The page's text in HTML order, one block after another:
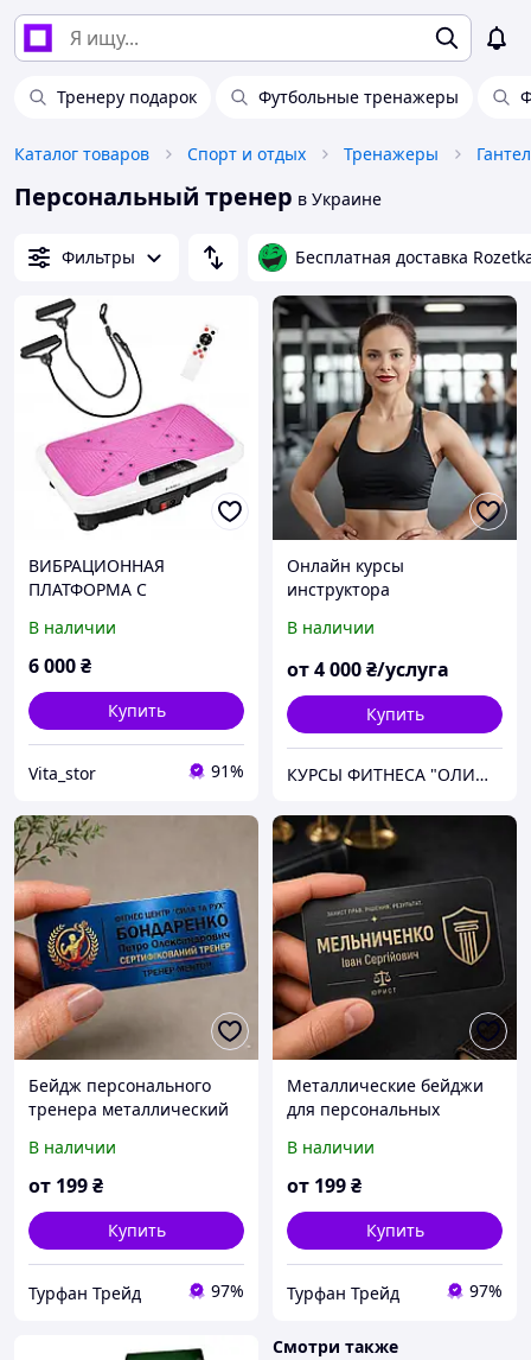
Тренеру подарок Футбольные тренажеры
Каталог товаров Спорт и отдых Тренажеры
Персональный тренер в Украине
Фильтры Бесплатная доставка
ВИБРАЦИОННАЯ
ПЛАТФОРМА С
УСИЛЛЕНИЯМИ SVP45
HMS Ваш Персональный
В наличии
6 000₴
Купить
Vita_stor 91%
Онлайн курсы
инструктора
дистанционное обучение
на персонального
тренера
В наличии
от4 000₴/услуга
Купить
КУРСЫ ФИТНЕСА "ОЛИМПИЯ" - профессиональное образование для тренеров, диетологов и массажистов
Бейдж персонального
тренера металлический
В наличии
от 199₴
Купить
Турфан Трейд 97%
Металлические бейджи
для персональных
В наличии
от 199₴
Купить
Турфан Трейд 97%
Смотри также